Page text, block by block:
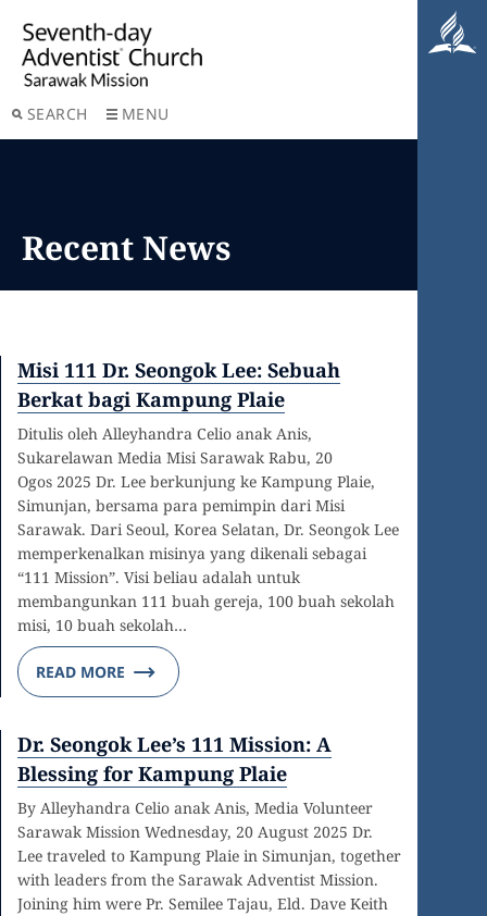
SEARCH MENU
Recent News
Misi 111 Dr. Seongok Lee: Sebuah
Berkat bagi Kampung Plaie
Ditulis oleh Alleyhandra Celio anak Anis,
Sukarelawan Media Misi Sarawak Rabu, 20
Ogos 2025 Dr. Lee berkunjung ke Kampung Plaie,
Simunjan, bersama para pemimpin dari Misi
Sarawak. Dari Seoul, Korea Selatan, Dr. Seongok Lee
memperkenalkan misinya yang dikenali sebagai
“111 Mission”. Visi beliau adalah untuk
membangunkan 111 buah gereja, 100 buah sekolah
misi, 10 buah sekolah…
READ MORE
Dr. Seongok Lee’s 111 Mission: A
Blessing for Kampung Plaie
By Alleyhandra Celio anak Anis, Media Volunteer
Sarawak Mission Wednesday, 20 August 2025 Dr.
Lee traveled to Kampung Plaie in Simunjan, together
with leaders from the Sarawak Adventist Mission.
Joining him were Pr. Semilee Tajau, Eld. Dave Keith